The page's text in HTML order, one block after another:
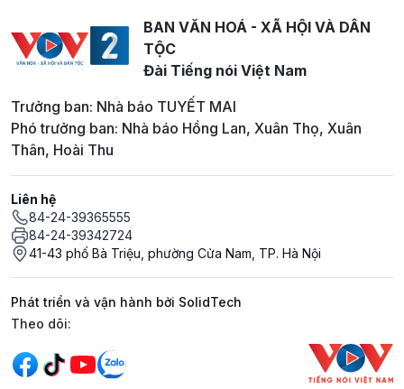
BAN VĂN HOÁ - XÃ HỘI VÀ DÂN
TỘC
Đài Tiếng nói Việt Nam
Trưởng ban: Nhà báo TUYẾT MAI
Phó trưởng ban: Nhà báo Hồng Lan, Xuân Thọ, Xuân
Thân, Hoài Thu
Liên hệ
84-24-39365555
84-24-39342724
41-43 phố Bà Triệu, phường Cửa Nam, TP. Hà Nội
Phát triển và vận hành bởi SolidTech
Mạng xã hội
Theo dõi: